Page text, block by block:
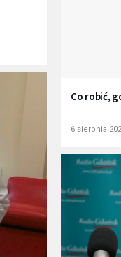
Co robić,
6 sierpnia